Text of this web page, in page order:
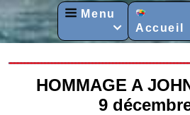
Menu
 Accueil
HOMMAGE A
9